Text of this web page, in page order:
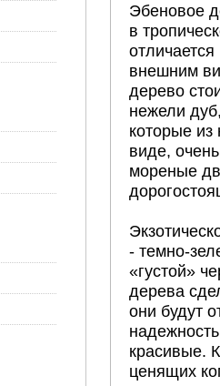
Эбеновое
в
внешним
дерево
нежели
которые из
виде,
мореные
- темно-
«густой»
дерева
они будут
красивые.
ценящих